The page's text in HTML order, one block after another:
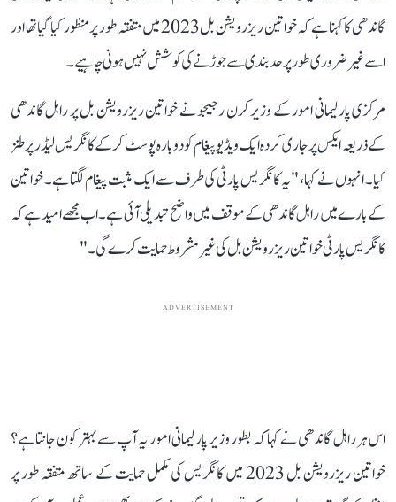
گاندھی کا کہنا ہے کہ خواتین ریزرویشن بل 2023 میں متفقہ طور پر منظور کیا گیا تھا اور
اسے غیر ضروری طور پر حد بندی سے جوڑنے کی کوشش نہیں ہونی چاہیے۔
مرکزی پارلیمانی امور کے وزیر کرن رجیجو نے خواتین ریزرویشن بل پر راہل گاندھی
کے ذریعہ ایکس پر جاری کردہ ایک ویڈیو پیغام کو دوبارہ پوسٹ کرکے کانگریس لیڈر پر طنز
کیا۔ انہوں نے کہا، "یہ کانگریس پارٹی کی طرف سے ایک مثبت پیغام لگتا ہے۔ خواتین
کے بارے میں راہل گاندھی کے موقف میں واضح تبدیلی آئی ہے۔ اب مجھے امید ہے کہ
کانگریس پارٹی خواتین ریزرویشن بل کی غیر مشروط حمایت کرے گی۔"
ADVERTISEMENT
اس ہر راہل گاندھی نے کہا کہ بطور وزیر پارلیمانی امور یہ آپ سے بہتر کون جانتا ہے؟
خواتین ریزرویشن بل 2023 میں کانگریس کی مکمل حمایت کے ساتھ متفقہ طور پر